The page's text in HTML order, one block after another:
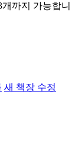
까지 가능합니
새 책장 수정